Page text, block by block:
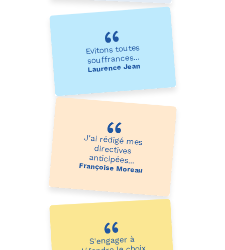
Evitons toutes
souffrances...
Laurence Jean
J'ai rédigé mes
directives
anticipées...
Françoise Moreau
S'engager à